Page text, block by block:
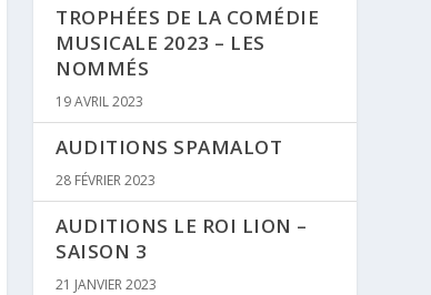
TROPHÉES DE LA COMÉDIE
MUSICALE 2023 – LES
NOMMÉS
19 AVRIL 2023
AUDITIONS SPAMALOT
28 FÉVRIER 2023
AUDITIONS LE ROI LION –
SAISON 3
21 JANVIER 2023